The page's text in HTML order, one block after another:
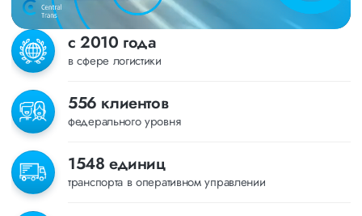
с 2010 года
в сфере логистики
556 клиентов
федерального уровня
1548 единиц
транспорта в оперативном управлении